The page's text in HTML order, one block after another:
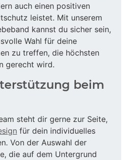
auch einen positiven
leistet. Mit unserem
kannst du sicher sein,
Wahl für deine
zu treffen, die höchsten
gerecht wird.
beim
steht dir gerne zur Seite,
für dein individuelles
Von der Auswahl der
die auf dem Untergrund